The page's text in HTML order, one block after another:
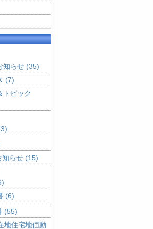
知らせ (35)
(7)
トピック
知らせ (15)
(6)
(55)
地住宅地価動